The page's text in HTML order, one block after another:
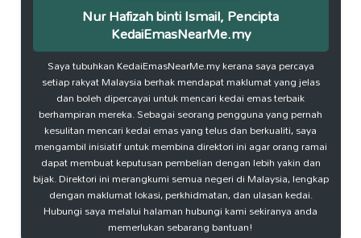
Nur Hafizah binti Ismail, Pencipta
KedaiEmasNearMe.my
Saya tubuhkan KedaiEmasNearMe.my kerana saya percaya
setiap rakyat Malaysia berhak mendapat maklumat yang jelas
dan boleh dipercayai untuk mencari kedai emas terbaik
berhampiran mereka. Sebagai seorang pengguna yang pernah
kesulitan mencari kedai emas yang telus dan berkualiti, saya
mengambil inisiatif untuk membina direktori ini agar orang ramai
dapat membuat keputusan pembelian dengan lebih yakin dan
bijak. Direktori ini merangkumi semua negeri di Malaysia, lengkap
dengan maklumat lokasi, perkhidmatan, dan ulasan kedai.
Hubungi saya melalui halaman hubungi kami sekiranya anda
memerlukan sebarang bantuan!